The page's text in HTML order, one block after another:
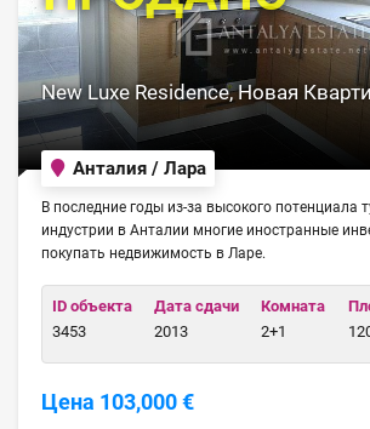
New Luxe Residence, Новая
Анталия / Лара
В последние годы из-за высокого потенциала
индустрии в Анталии многие иностранные
покупать недвижимость в Ларе.
ID объекта
3453
Дата сдачи
2013
Комната
2+1
Цена 103,000 €